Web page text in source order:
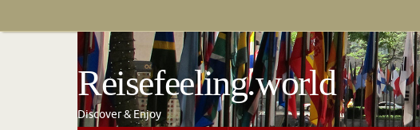
Reisefeeling.world
Discover & Enjoy